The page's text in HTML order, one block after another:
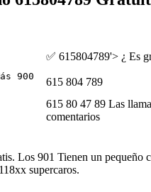
✅ 615804789'> ¿ Es
900
615 804 789
615 80 47 89 Las
comentarios
Los 901 Tienen un pequeño
supercaros.